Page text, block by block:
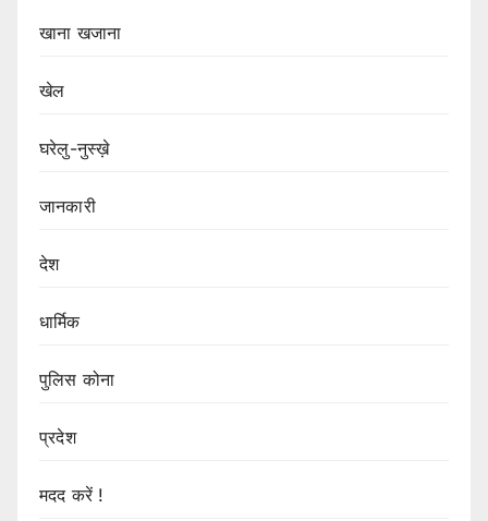
खाना खजाना
खेल
घरेलु-नुस्ख़े
जानकारी
देश
धार्मिक
पुलिस कोना
प्रदेश
मदद करें !